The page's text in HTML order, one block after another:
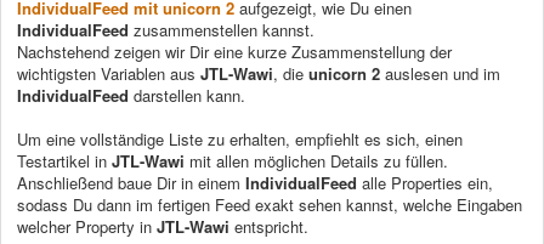
IndividualFeed mit unicorn 2 aufgezeigt, wie Du einen
IndividualFeed zusammenstellen kannst.
Nachstehend zeigen wir Dir eine kurze Zusammenstellung der
wichtigsten Variablen aus JTL-Wawi, die unicorn 2 auslesen und im
IndividualFeed darstellen kann.
Um eine vollständige Liste zu erhalten, empfiehlt es sich, einen
Testartikel in JTL-Wawi mit allen möglichen Details zu füllen.
Anschließend baue Dir in einem IndividualFeed alle Properties ein,
sodass Du dann im fertigen Feed exakt sehen kannst, welche Eingaben
welcher Property in JTL-Wawi entspricht.